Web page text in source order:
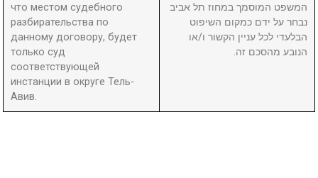
что местом судебного
разбирательства по
данному договору, будет
только суд
соответствующей
инстанции в округе Тель-
Авив.
המשפט המוסמך במחוז תל אביב
נבחר על ידם כמקום השיפוט
הבלעדי לכל עניין הקשור ו/או
הנובע מהסכם זה.